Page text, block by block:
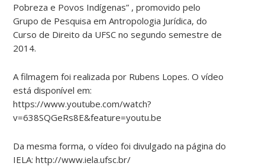
Pobreza e Povos Indígenas” , promovido pelo
Grupo de Pesquisa em Antropologia Jurídica, do
Curso de Direito da UFSC no segundo semestre de
2014.
A filmagem foi realizada por Rubens Lopes. O vídeo
está disponível em:
https://www.youtube.com/watch?
v=638SQGeRs8E&feature=youtu.be
Da mesma forma, o vídeo foi divulgado na página do
IELA: http://www.iela.ufsc.br/